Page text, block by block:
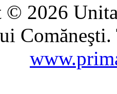
2026